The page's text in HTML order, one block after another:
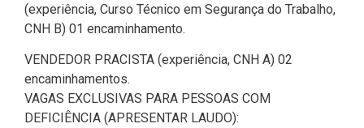
(experiência, Curso Técnico em Segurança do Trabalho,
CNH B) 01 encaminhamento.
VENDEDOR PRACISTA (experiência, CNH A) 02
encaminhamentos.
VAGAS EXCLUSIVAS PARA PESSOAS COM
DEFICIÊNCIA (APRESENTAR LAUDO):